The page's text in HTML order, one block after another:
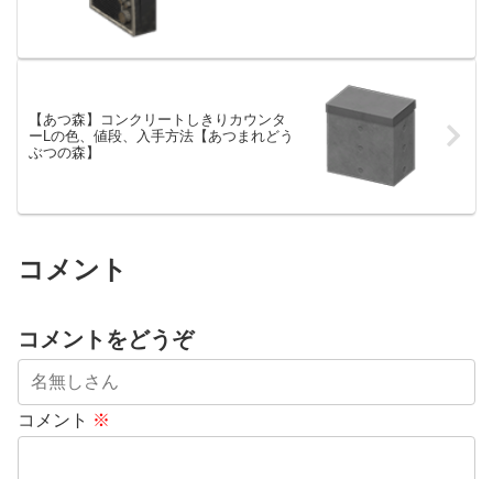
【あつ森】コンクリートしきりカウンタ
ーLの色、値段、入手方法【あつまれどう
ぶつの森】
コメント
コメントをどうぞ
コメント ※